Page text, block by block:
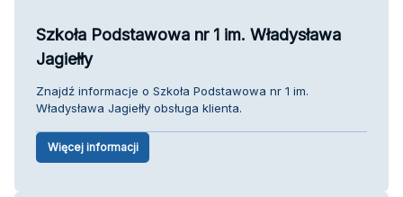
Szkoła Podstawowa nr 1 im. Władysława
Jagiełły
Znajdź informacje o Szkoła Podstawowa nr 1 im.
Władysława Jagiełły obsługa klienta.
Więcej informacji